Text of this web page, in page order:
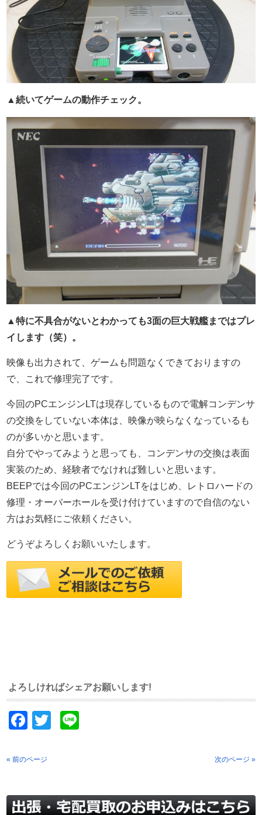
▲続いてゲームの動作チェック。
▲特に不具合がないとわかっても3面の巨大戦艦まではプレ
イします（笑）。
映像も出力されて、ゲームも問題なくできておりますの
で、これで修理完了です。
今回のPCエンジンLTは現存しているもので電解コンデンサ
の交換をしていない本体は、映像が映らなくなっているも
のが多いかと思います。
自分でやってみようと思っても、コンデンサの交換は表面
実装のため、経験者でなければ難しいと思います。
BEEPでは今回のPCエンジンLTをはじめ、レトロハードの
修理・オーバーホールを受け付けていますので自信のない
方はお気軽にご依頼ください。
どうぞよろしくお願いいたします。
よろしければシェアお願いします!
Facebook
Twitter
« 前のページ 次のページ »